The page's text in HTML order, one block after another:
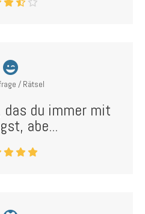
/ Rätsel
du immer mit
abe...